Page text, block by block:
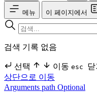
메뉴 이 페이지에서
검색 기록 없음
선택 이동 esc 닫
상단으로 이동
Arguments path Optional